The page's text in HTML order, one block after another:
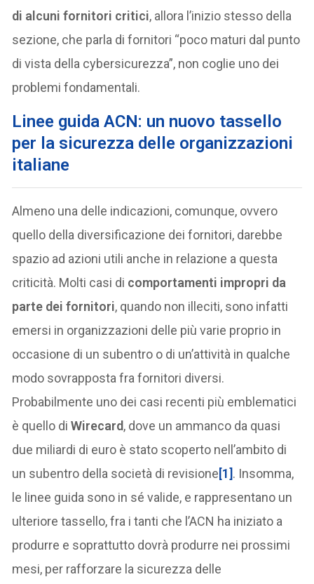
di alcuni fornitori critici, allora l’inizio stesso della
sezione, che parla di fornitori “poco maturi dal punto
di vista della cybersicurezza”, non coglie uno dei
problemi fondamentali.
Linee guida ACN: un nuovo tassello
per la sicurezza delle organizzazioni
italiane
Almeno una delle indicazioni, comunque, ovvero
quello della diversificazione dei fornitori, darebbe
spazio ad azioni utili anche in relazione a questa
criticità. Molti casi di comportamenti impropri da
parte dei fornitori, quando non illeciti, sono infatti
emersi in organizzazioni delle più varie proprio in
occasione di un subentro o di un’attività in qualche
modo sovrapposta fra fornitori diversi.
Probabilmente uno dei casi recenti più emblematici
è quello diWirecard, dove un ammanco da quasi
due miliardi di euro è stato scoperto nell’ambito di
un subentro della società di revisione[1]. Insomma,
le linee guida sono in sé valide, e rappresentano un
ulteriore tassello, fra i tanti che l’ACN ha iniziato a
produrre e soprattutto dovrà produrre nei prossimi
mesi, per rafforzare la sicurezza delle